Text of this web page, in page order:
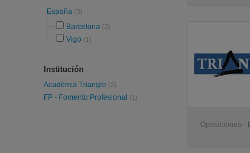
España (3)
Barcelona (2)
Vigo (1)
Institución
Acadèmia Triangle (2)
FP - Fomento Profesional (1)
Oposiciones -